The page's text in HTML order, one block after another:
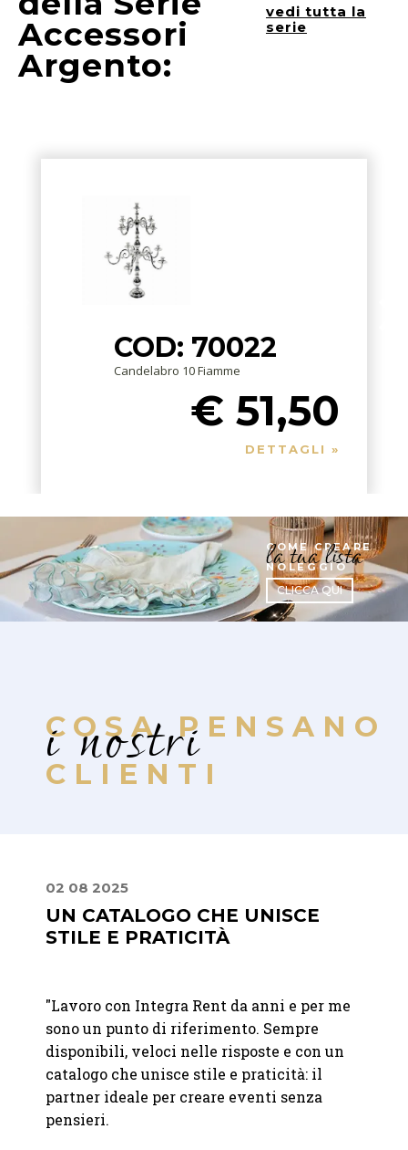
Accessori
Argento:
vedi tutta la
serie
COD: 70022
Candelabro 10 Fiamme
€ 51,50
DETTAGLI »
COME CREARE
la tua lista
NOLEGGIO
CLICCA QUI
COSA PENSANO
i nostri
CLIENTI
02 08 2025
UN CATALOGO CHE UNISCE
STILE E PRATICITÀ
"Lavoro con Integra Rent da anni e per me
sono un punto di riferimento. Sempre
disponibili, veloci nelle risposte e con un
catalogo che unisce stile e praticità: il
partner ideale per creare eventi senza
pensieri.